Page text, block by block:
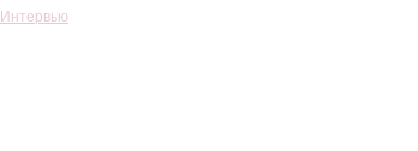
Интервью